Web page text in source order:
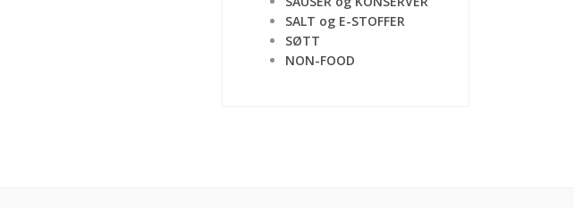
SALT og E-STOFFER
SØTT
NON-FOOD